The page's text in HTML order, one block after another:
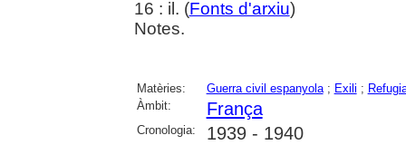
16 : il. (Fonts d'arxiu)
Notes.
Matèries: Guerra civil espanyola; Exili ;
Àmbit:
França
Cronologia: 1939 - 1940